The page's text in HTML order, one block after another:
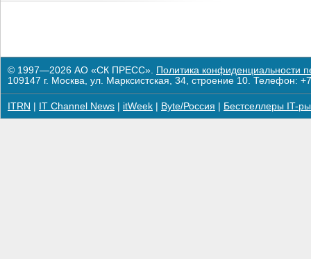
© 1997—2026 АО «СК ПРЕСС». Политика конфиденциальности
109147 г. Москва, ул. Марксистская, 34, строение 10. Телефон:
ITRN IT Channel News itWeek Byte/Россия Бестселлеры IT-